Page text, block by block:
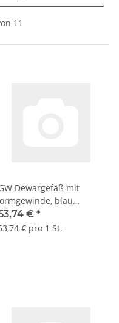
11
Dewargefäß mit
blau
Alu-Hülle, Typ
0 II C, 200 ml, GL 45
€ *
€ pro 1 St.